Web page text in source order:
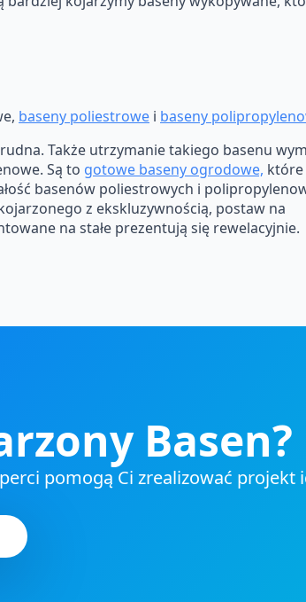
baseny poliestrowe i baseny
Także utrzymanie takiego basenu
Są to gotowe baseny ogrodowe, które
basenów poliestrowych i
z ekskluzywnością, postaw na
na stałe prezentują się rewelacyjnie.
Basen?
pomogą Ci zrealizować projekt